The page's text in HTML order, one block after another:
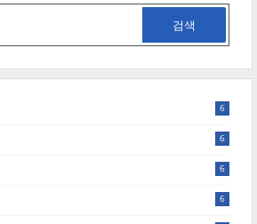
6
6
6
6